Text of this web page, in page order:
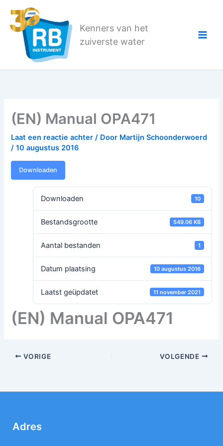
naar
Kenners van het
zuiverste water
(EN) Manual OPA471
Laat een reactie achter / Door Martijn Schoonderwoerd
/10 augustus 2016
Downloaden
Downloaden 10
Bestandsgrootte 549.06 KB
Aantal bestanden 1
Datum plaatsing 10 augustus 2016
Laatst geüpdatet 11 november 2021
(EN) Manual OPA471
VORIGE VOLGENDE
Adres